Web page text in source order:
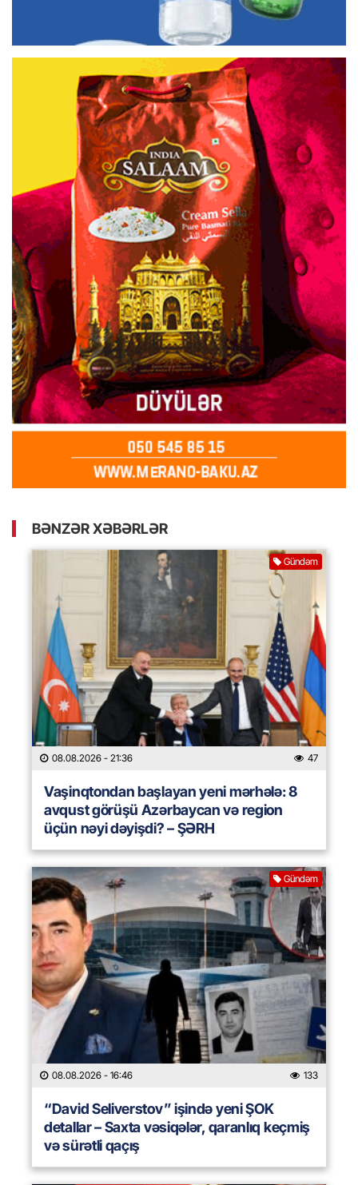
BƏNZƏR XƏBƏRLƏR
Gündəm
08.08.2026 - 21:36 47
Vaşinqtondan başlayan yeni mərhələ: 8
avqust görüşü Azərbaycan və region
üçün nəyi dəyişdi? – ŞƏRH
Gündəm
08.08.2026 - 16:46 133
“David Seliverstov” işində yeni ŞOK
detallar – Saxta vəsiqələr, qaranlıq keçmiş
və sürətli qaçış